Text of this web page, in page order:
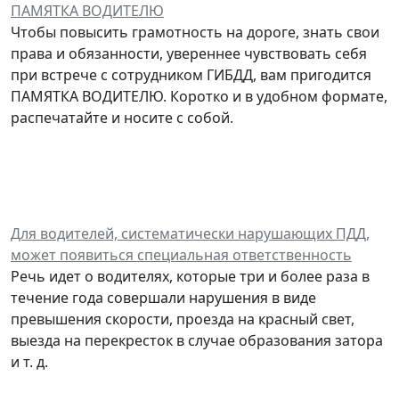
ПАМЯТКА ВОДИТЕЛЮ
Чтобы повысить грамотность на дороге, знать свои
права и обязанности, увереннее чувствовать себя
при встрече с сотрудником ГИБДД, вам пригодится
ПАМЯТКА ВОДИТЕЛЮ. Коротко и в удобном формате,
распечатайте и носите с собой.
Для водителей, систематически нарушающих ПДД,
может появиться специальная ответственность
Речь идет о водителях, которые три и более раза в
течение года совершали нарушения в виде
превышения скорости, проезда на красный свет,
выезда на перекресток в случае образования затора
и т. д.